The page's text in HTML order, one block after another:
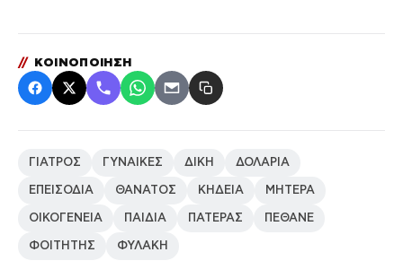
// ΚΟΙΝΟΠΟΙΗΣΗ
ΓΙΑΤΡΟΣ ΓΥΝΑΙΚΕΣ ΔΙΚΗ ΔΟΛΑΡΙΑ
ΕΠΕΙΣΟΔΙΑ ΘΑΝΑΤΟΣ ΚΗΔΕΙΑ ΜΗΤΕΡΑ
ΟΙΚΟΓΕΝΕΙΑ ΠΑΙΔΙΑ ΠΑΤΕΡΑΣ ΠΕΘΑΝΕ
ΦΟΙΤΗΤΗΣ ΦΥΛΑΚΗ